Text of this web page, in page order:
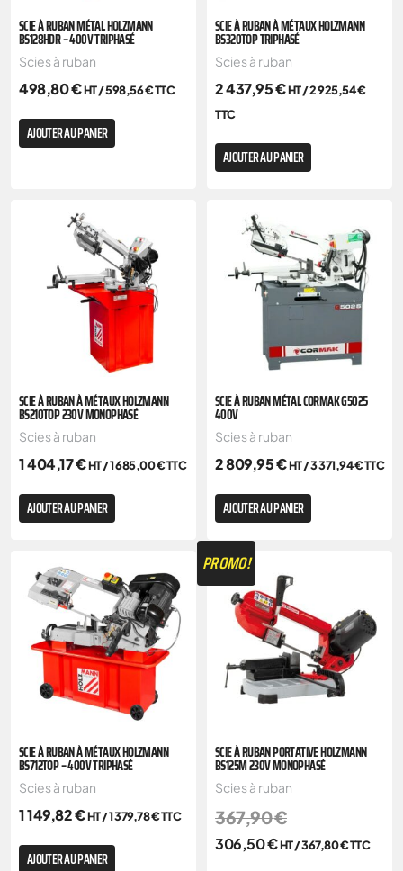
SCIE À RUBAN MÉTAL HOLZMANN
BS128HDR – 400V TRIPHASÉ
Scies à ruban
498,80€HT /598,56€TTC
AJOUTER AU PANIER
SCIE À RUBAN À MÉTAUX HOLZMANN
BS320TOP TRIPHASÉ
Scies à ruban
2 437,95€HT /2 925,54€
TTC
AJOUTER AU PANIER
SCIE À RUBAN À MÉTAUX HOLZMANN
BS210TOP 230V MONOPHASÉ
Scies à ruban
1 404,17€HT /1 685,00€TTC
AJOUTER AU PANIER
SCIE À RUBAN MÉTAL CORMAK G5025
400V
Scies à ruban
2 809,95€HT /3 371,94€TTC
AJOUTER AU PANIER
SCIE À RUBAN À MÉTAUX HOLZMANN
BS712TOP – 400V TRIPHASÉ
Scies à ruban
1 149,82€HT /1 379,78€TTC
AJOUTER AU PANIER
PROMO!
SCIE À RUBAN PORTATIVE HOLZMANN
BS125M 230V MONOPHASÉ
Scies à ruban
367,90€
306,50€HT /367,80€TTC